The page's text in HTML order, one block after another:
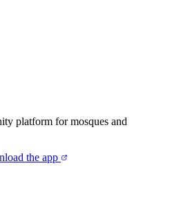
platform for mosques and
the app